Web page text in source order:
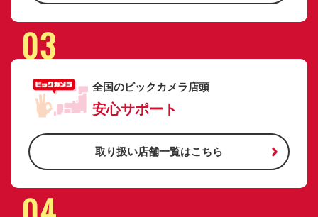
03
全国のビックカメラ店頭
安心サポート
取り扱い店舗一覧はこちら